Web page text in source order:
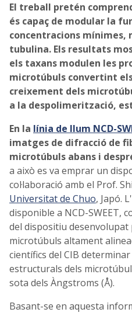
El treball pretén
és capaç de modular la
concentracions mínimes,
tubulina. Els resultats
els taxans modulen les
microtúbuls convertint
creixement dels
a la despolimerització,
En la línia de llum NCD-
imatges de difracció de
microtúbuls abans i
a això es va emprar un
col·laboració amb el Prof.
Universitat de Chuo, Japó.
disponible a NCD-SWEET,
del dispositiu
microtúbuls altament
científics del CIB
estructurals dels
sota dels Àngstroms (Å).
Basant-se en aquesta